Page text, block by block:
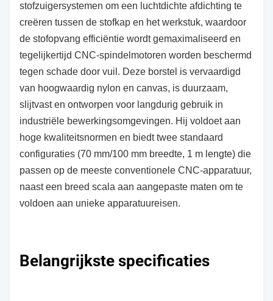
stofzuigersystemen om een luchtdichte afdichting te
creëren tussen de stofkap en het werkstuk, waardoor
de stofopvang efficiëntie wordt gemaximaliseerd en
tegelijkertijd CNC-spindelmotoren worden beschermd
tegen schade door vuil. Deze borstel is vervaardigd
van hoogwaardig nylon en canvas, is duurzaam,
slijtvast en ontworpen voor langdurig gebruik in
industriële bewerkingsomgevingen. Hij voldoet aan
hoge kwaliteitsnormen en biedt twee standaard
configuraties (70 mm/100 mm breedte, 1 m lengte) die
passen op de meeste conventionele CNC-apparatuur,
naast een breed scala aan aangepaste maten om te
voldoen aan unieke apparatuureisen.
Belangrijkste specificaties